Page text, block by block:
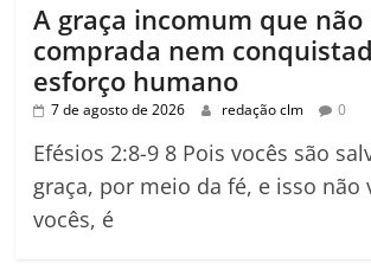
A graça incomum que
comprada nem
esforço humano
7 de agosto de 2026 redação clm 0
Efésios 2:8-9 8 Pois vocês são
graça, por meio da fé, e isso não
vocês, é